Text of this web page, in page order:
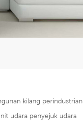
kilang perindustrian.
udara penyejuk udara